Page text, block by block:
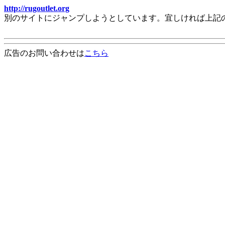
http://rugoutlet.org
別のサイトにジャンプしようとしています。宜しければ上
広告のお問い合わせはこちら